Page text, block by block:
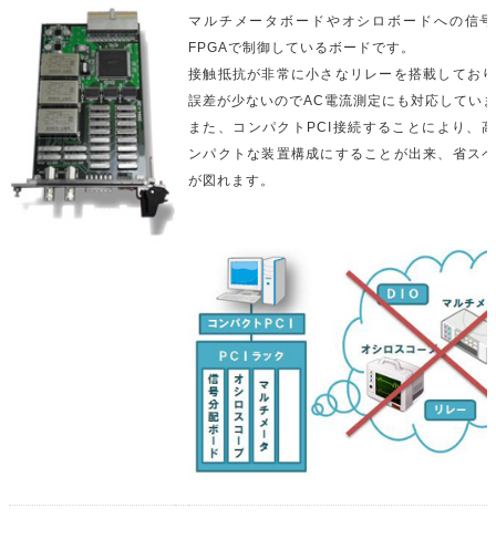
マルチメータボードやオシロボードへの信
FPGAで制御しているボードです。
接触抵抗が非常に小さなリレーを搭載してお
誤差が少ないのでAC電流測定にも対応してい
また、コンパクトPCI接続することにより、
ンパクトな装置構成にすることが出来、省ス
が図れます。